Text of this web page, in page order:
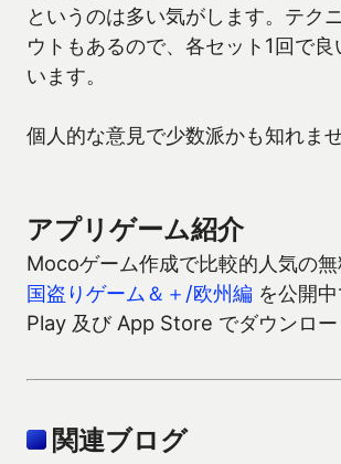
というのは多い気がします。テク
ウトもあるので、各セット1回で良
います。
個人的な意見で少数派かも知れませ
アプリゲーム紹介
Mocoゲーム作成で比較的人気の
国盗りゲーム＆＋/欧州編 を公開
Play 及び App Store でダウンロー
関連ブログ